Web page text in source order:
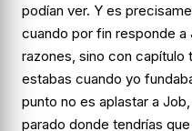
podían ver. Y es
cuando por fin responde a
razones, sino con capítulo
estabas cuando yo
punto no es aplastar a
parado donde tendrías